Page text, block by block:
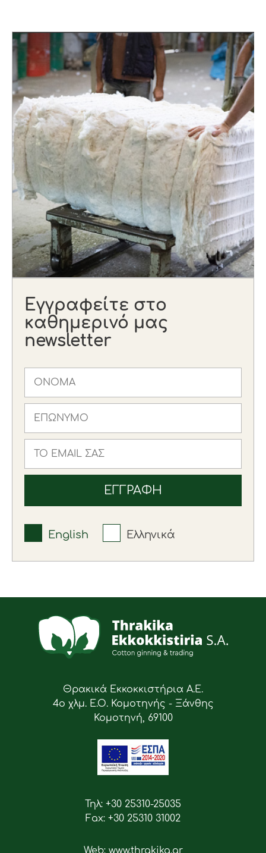
Εγγραφείτε στο
καθημερινό μας
newsletter
English Ελληνικά
Θρακικά Εκκοκκιστήρια Α.Ε.
4ο χλμ. Ε.Ο. Κομοτηνής - Ξάνθης
Κομοτηνή, 69100
Τηλ: +30 25310-25035
Fax: +30 25310 31002
Web: www.thrakika.gr